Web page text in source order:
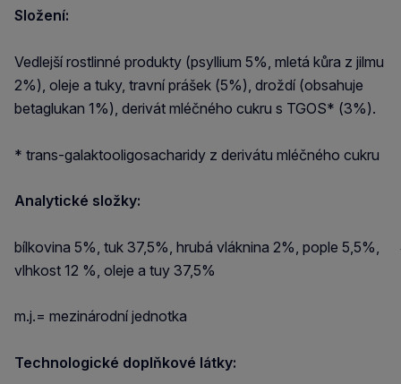
Složení:
Vedlejší rostlinné produkty (psyllium 5%, mletá kůra z jilmu
2%), oleje a tuky, travní prášek (5%), droždí (obsahuje
betaglukan 1%), derivát mléčného cukru s TGOS* (3%).
* trans-galaktooligosacharidy z derivátu mléčného cukru
Analytické složky:
bílkovina 5%, tuk 37,5%, hrubá vláknina 2%, pople 5,5%,
vlhkost 12 %, oleje a tuy 37,5%
m.j.= mezinárodní jednotka
Technologické doplňkové látky: